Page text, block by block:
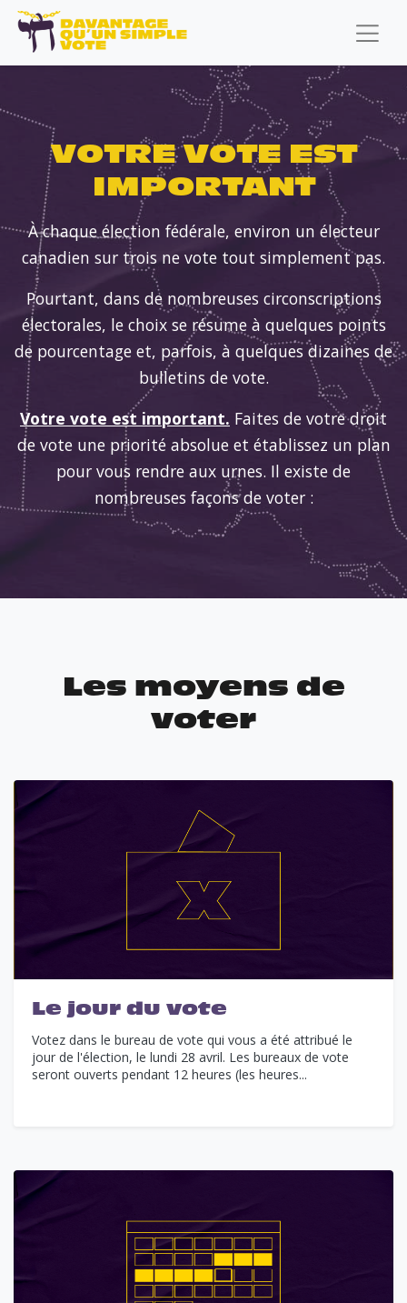
VOTRE VOTE EST
IMPORTANT
À chaque élection fédérale, environ un électeur
canadien sur trois ne vote tout simplement pas.
Pourtant, dans de nombreuses circonscriptions
électorales, le choix se résume à quelques points
de pourcentage et, parfois, à quelques dizaines de
bulletins de vote.
Votre vote est important. Faites de votre droit
de vote une priorité absolue et établissez un plan
pour vous rendre aux urnes. Il existe de
nombreuses façons de voter :
Les moyens de
voter
Le jour du vote
Votez dans le bureau de vote qui vous a été attribué le
jour de l'élection, le lundi 28 avril. Les bureaux de vote
seront ouverts pendant 12 heures (les heures...